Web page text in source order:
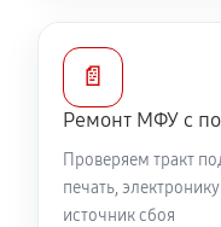
📄
Ремонт МФУ с
Проверяем тракт
печать,
источник сбоя